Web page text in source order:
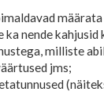
ka nende
milliste
jms;